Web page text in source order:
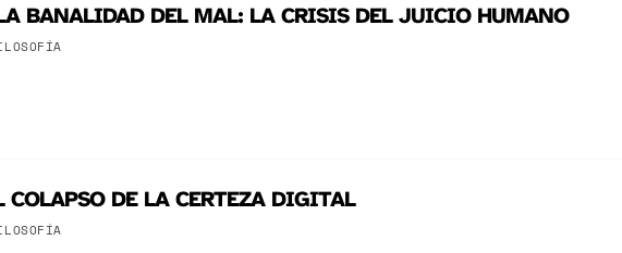
BANALIDAD DEL MAL: LA CRISIS DEL JUICIO HUMANO
COLAPSO DE LA CERTEZA DIGITAL